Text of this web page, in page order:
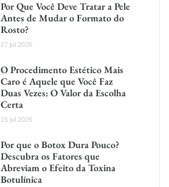
Por Que Você Deve Tratar a Pele
Antes de Mudar o Formato do
Rosto?
27 jul 2026
O Procedimento Estético Mais
Caro é Aquele que Você Faz
Duas Vezes: O Valor da Escolha
Certa
15 jul 2026
Por que o Botox Dura Pouco?
Descubra os Fatores que
Abreviam o Efeito da Toxina
Botulínica